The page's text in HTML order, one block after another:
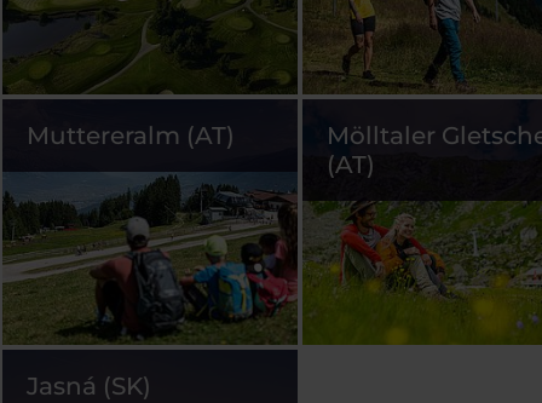
Muttereralm (AT)
Mölltaler
(AT)
Jasná (SK)